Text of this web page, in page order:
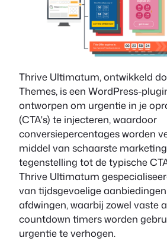
Thrive Ultimatum, ontwikkeld
Themes, is een WordPress-
ontworpen om urgentie in je
(CTA's) te injecteren, waardoor
conversiepercentages worden
middel van schaarste
tegenstelling tot de typische
Thrive Ultimatum
van tijdsgevoelige
afdwingen, waarbij zowel vaste
countdown timers worden
urgentie te verhogen.